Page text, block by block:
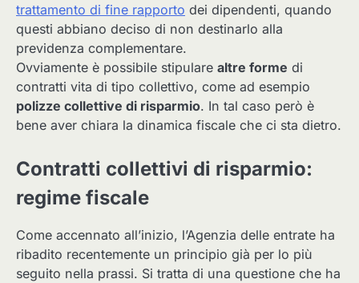
trattamento di fine rapporto dei dipendenti, quando
questi abbiano deciso di non destinarlo alla
previdenza complementare.
Ovviamente è possibile stipulare altre forme di
contratti vita di tipo collettivo, come ad esempio
polizze collettive di risparmio. In tal caso però è
bene aver chiara la dinamica fiscale che ci sta dietro.
Contratti collettivi di risparmio:
regime fiscale
Come accennato all’inizio, l’Agenzia delle entrate ha
ribadito recentemente un principio già per lo più
seguito nella prassi. Si tratta di una questione che ha